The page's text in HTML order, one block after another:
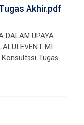
Akhir.pdf
DALAM UPAYA
EVENT MI
Konsultasi Tugas